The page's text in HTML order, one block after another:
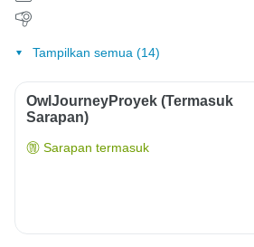
Tampilkan semua (14)
OwlJourneyProyek (Termasuk
Sarapan)
Sarapan termasuk